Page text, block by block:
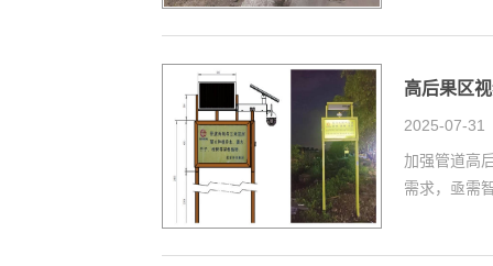
高后果区
2025-07-31
加强管道高
需求，亟需